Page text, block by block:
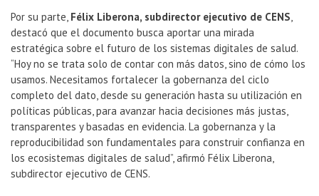
Por su parte, Félix Liberona, subdirector ejecutivo de CENS,
destacó que el documento busca aportar una mirada
estratégica sobre el futuro de los sistemas digitales de salud.
“Hoy no se trata solo de contar con más datos, sino de cómo los
usamos. Necesitamos fortalecer la gobernanza del ciclo
completo del dato, desde su generación hasta su utilización en
políticas públicas, para avanzar hacia decisiones más justas,
transparentes y basadas en evidencia. La gobernanza y la
reproducibilidad son fundamentales para construir confianza en
los ecosistemas digitales de salud”, afirmó Félix Liberona,
subdirector ejecutivo de CENS.